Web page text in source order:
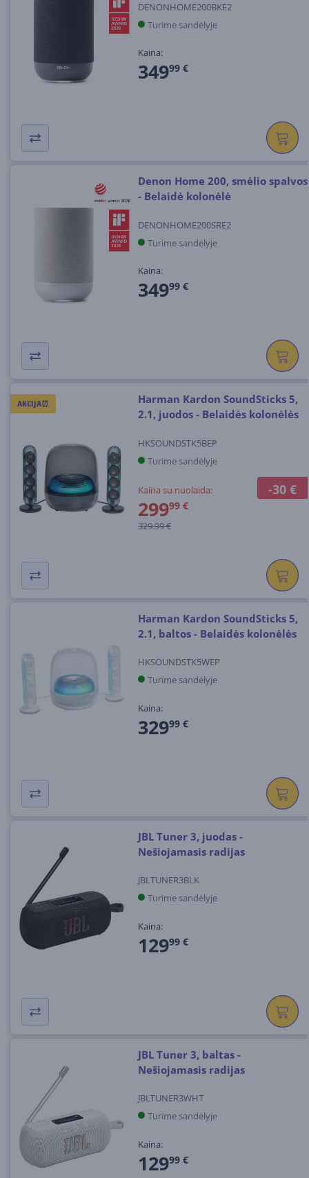
DENONHOME200BKE2
Turime sandėlyje
Kaina:
34999 €
Denon Home 200, smėlio spalvos
- Belaidė kolonėlė
DENONHOME200SRE2
Turime sandėlyje
Kaina:
34999 €
AKCIJA⏰
-30 €
Harman Kardon SoundSticks 5,
2.1, juodos - Belaidės kolonėlės
HKSOUNDSTK5BEP
Turime sandėlyje
Kaina su nuolaida:
29999 €
329.99 €
Harman Kardon SoundSticks 5,
2.1, baltos - Belaidės kolonėlės
HKSOUNDSTK5WEP
Turime sandėlyje
Kaina:
32999 €
JBL Tuner 3, juodas -
Nešiojamasis radijas
JBLTUNER3BLK
Turime sandėlyje
Kaina:
12999 €
JBL Tuner 3, baltas -
Nešiojamasis radijas
JBLTUNER3WHT
Turime sandėlyje
Kaina:
12999 €